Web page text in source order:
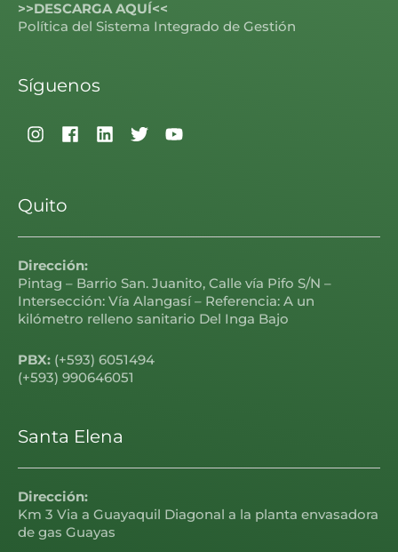
>>DESCARGA AQUÍ<<
Política del Sistema Integrado de Gestión
Síguenos
Quito
Dirección:
Pintag – Barrio San. Juanito, Calle vía Pifo S/N –
Intersección: Vía Alangasí – Referencia: A un
kilómetro relleno sanitario Del Inga Bajo
PBX: (+593) 6051494
(+593) 990646051
Santa Elena
Dirección:
Km 3 Via a Guayaquil Diagonal a la planta envasadora
de gas Guayas